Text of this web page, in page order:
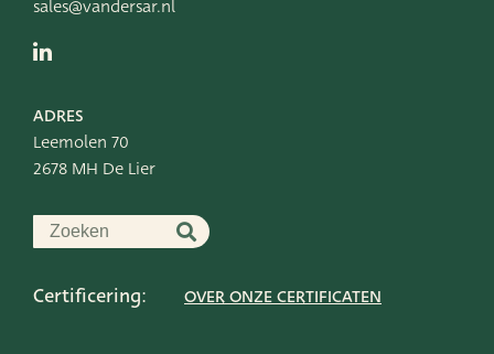
sales@vandersar.nl
ADRES
Leemolen 70
2678 MH De Lier
Certificering: OVER ONZE CERTIFICATEN